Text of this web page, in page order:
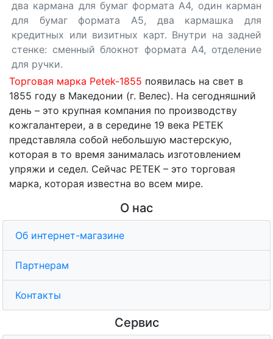
два кармана для бумаг формата А4, один карман
для бумаг формата А5, два кармашка для
кредитных или визитных карт. Внутри на задней
стенке: сменный блокнот формата А4, отделение
для ручки.
Торговая марка Petek-1855 появилась на свет в
1855 году в Македонии (г. Велес). На сегодняшний
день – это крупная компания по производству
кожгалантереи, а в середине 19 века PETEK
представляла собой небольшую мастерскую,
которая в то время занималась изготовлением
упряжи и седел. Сейчас PETEK – это торговая
марка, которая известна во всем мире.
О нас
Об интернет-магазине
Партнерам
Контакты
Сервис